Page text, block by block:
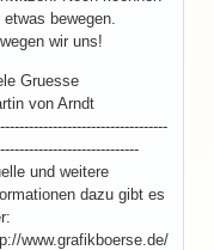
etwas bewegen.
wir uns!
Gruesse
von Arndt
und weitere
dazu gibt es
www.grafikboerse.de/